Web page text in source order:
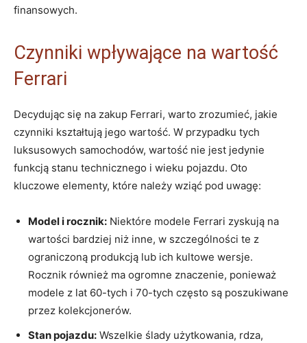
finansowych.
Czynniki wpływające na​ wartość
Ferrari
Decydując się na zakup⁢ Ferrari, warto ‌zrozumieć, jakie
czynniki kształtują jego wartość. W przypadku tych
luksusowych samochodów,​ wartość nie jest jedynie
funkcją stanu technicznego i wieku ‍pojazdu.​ Oto
kluczowe‍ elementy, które należy wziąć pod uwagę:
Model i rocznik: ⁤Niektóre modele Ferrari zyskują na
wartości bardziej⁣ niż inne, w szczególności​ te ​z
ograniczoną produkcją lub ich kultowe wersje.
Rocznik również ma ogromne znaczenie, ponieważ
modele z lat 60-tych i‍ 70-tych często są poszukiwane
przez kolekcjonerów.
Stan pojazdu: Wszelkie ślady użytkowania, rdza,